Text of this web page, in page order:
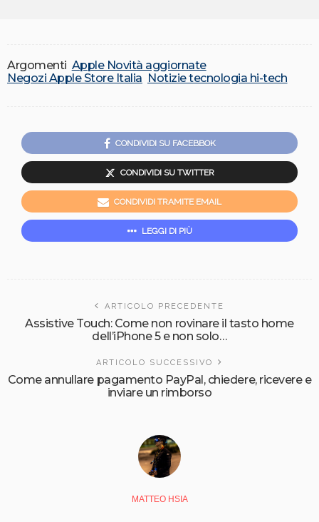
Argomenti Apple Novità aggiornate
Negozi Apple Store Italia Notizie tecnologia hi-tech
CONDIVIDI SU FACEBBOK
CONDIVIDI SU TWITTER
CONDIVIDI TRAMITE EMAIL
LEGGI DI PIÙ
ARTICOLO PRECEDENTE
Assistive Touch: Come non rovinare il tasto home
dell’iPhone 5 e non solo…
ARTICOLO SUCCESSIVO
Come annullare pagamento PayPal, chiedere, ricevere e
inviare un rimborso
MATTEO HSIA